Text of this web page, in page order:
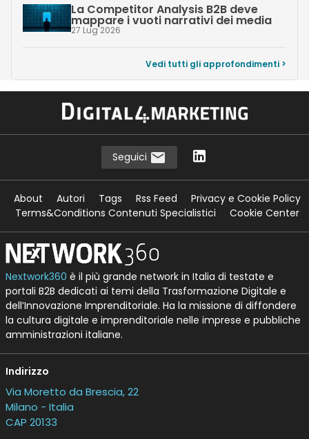
La Competitor Analysis B2B deve
mappare i vuoti narrativi dei media
27 Lug 2026
Vedi tutti gli approfondimenti >
Seguici
About Autori Tags Rss Feed
Privacy e Cookie Policy
Terms&Conditions Contenuti Specialistici
Cookie Center
Nextwork360 è il più grande network in Italia di testate e
portali B2B dedicati ai temi della Trasformazione Digitale e
dell’Innovazione Imprenditoriale. Ha la missione di diffondere
la cultura digitale e imprenditoriale nelle imprese e pubbliche
amministrazioni italiane.
Indirizzo
Via Moretto da Brescia, 22
Milano - Italia
CAP 20133